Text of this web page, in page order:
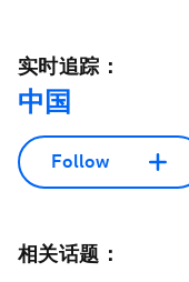
实时追踪：
中国
Follow
相关话题：